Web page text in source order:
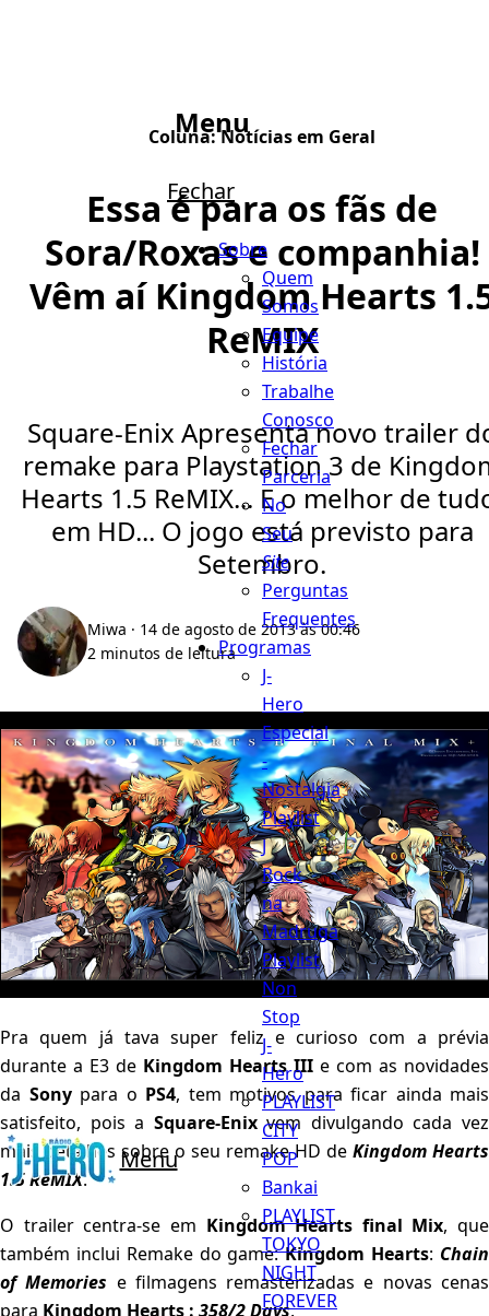
Menu
Menu
Fechar
Sobre
Quem
Somos
Equipe
História
Trabalhe
Conosco
Fechar
Parceria
No
Seu
Site
Perguntas
Frequentes
Programas
J-
Hero
Especial
-
Nostalgia
Playlist
J
Rock
na
Madruga
Playlist
Non
Stop
J-
Hero
PLAYLIST
CITY
POP
Bankai
PLAYLIST
TOKYO
NIGHT
FOREVER
Coluna:Notícias em Geral
Essa é para os fãs de
Sora/Roxas e companhia!
Vêm aí Kingdom Hearts
ReMIX
Square-Enix Apresenta novo trailer
remake para Playstation 3 de
Hearts 1.5 ReMIX... E o melhor de
em HD... O jogo está previsto para
Setembro.
Miwa · 14 de agosto de 2013 às 00:46
2 minutos de leitura
Pra quem já tava super feliz e curioso com a prévia
durante a E3 de Kingdom Hearts III e com as novidades
da Sony para o PS4, tem motivos para ficar ainda mais
satisfeito, pois a Square-Enixvem divulgando cada vez
mais detalhes sobre o seu remake HD de Kingdom Hearts
1.5 ReMIX.
O trailer centra-se em Kingdom Hearts final Mix, que
também inclui Remake do game:Kingdom Hearts: Chain
of Memories e filmagens remasterizadas e novas cenas
para Kingdom Hearts : 358/2 Days.